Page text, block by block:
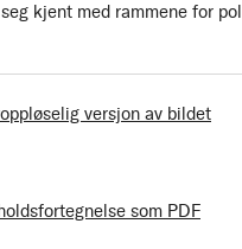
kjent med rammene for
versjon av bildet
som PDF